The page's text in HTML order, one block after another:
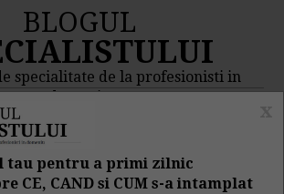
BLOGUL
specialitate de la profesionisti in
domeniu
tau pentru a primi zilnic
CE, CAND si CUM s-a intamplat